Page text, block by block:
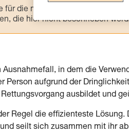
für die mit Ihrer Aktivität
die hier nicht beschrieben
in dem die
Person aufgrund der
ausbildet und
Regel die effizienteste
seilt sich zusammen mit ihr